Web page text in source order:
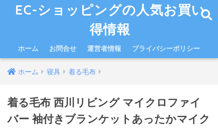
EC-ショッピングの人気お買い
得情報
ホーム お問合せ 運営者情報 プライバシーポリシー
ホーム 寝具 着る毛布
着る毛布 西川リビング マイクロファイ
バー 袖付きブランケットあったかマイク